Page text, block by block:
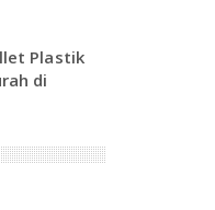
Plastik
di